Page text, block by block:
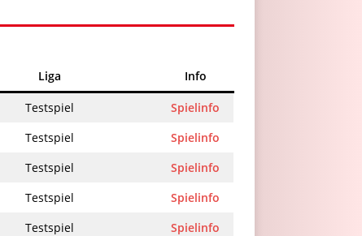
Liga Info
Testspiel
Spielinfo
Testspiel
Spielinfo
Testspiel
Spielinfo
Testspiel
Spielinfo
Testspiel
Spielinfo